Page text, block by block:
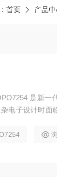
首页 产品
是新一
电子设计时面